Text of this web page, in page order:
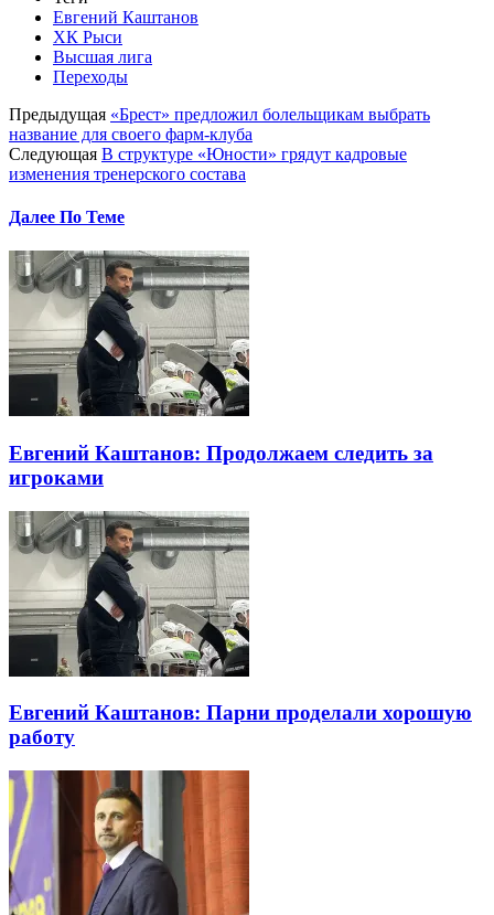
Евгений Каштанов
ХК Рыси
Высшая лига
Переходы
Предыдущая «Брест» предложил болельщикам выбрать
название для своего фарм-клуба
Следующая В структуре «Юности» грядут кадровые
изменения тренерского состава
Далее По Теме
Евгений Каштанов: Продолжаем следить за
игроками
Евгений Каштанов: Парни проделали хорошую
работу